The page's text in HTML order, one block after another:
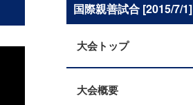
国際親善試合 [2015/7/1]
大会トップ
大会概要